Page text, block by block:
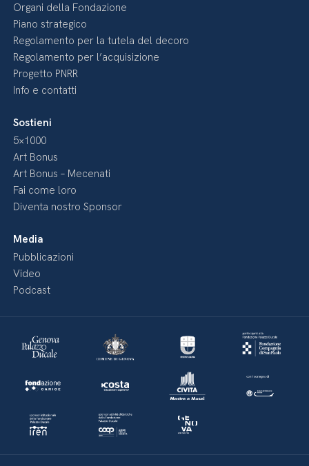
Organi della Fondazione
Piano strategico
Regolamento per la tutela del decoro
Regolamento per l’acquisizione
Progetto PNRR
Info e contatti
Sostieni
5×1000
Art Bonus
Art Bonus – Mecenati
Fai come loro
Diventa nostro Sponsor
Media
Pubblicazioni
Video
Podcast